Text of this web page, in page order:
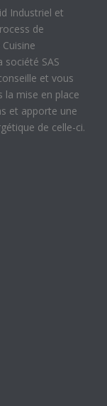
Industriel et
de
société SAS
et vous
la mise en place
et apporte une
de celle-ci.